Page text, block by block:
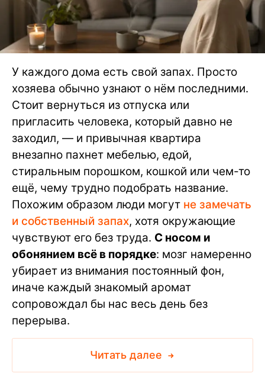
У каждого дома есть свой запах. Просто
хозяева обычно узнают о нём последними.
Стоит вернуться из отпуска или
пригласить человека, который давно не
заходил, — и привычная квартира
внезапно пахнет мебелью, едой,
стиральным порошком, кошкой или чем-то
ещё, чему трудно подобрать название.
Похожим образом люди могут не замечать
и собственный запах, хотя окружающие
чувствуют его без труда. С носом и
обонянием всё в порядке: мозг намеренно
убирает из внимания постоянный фон,
иначе каждый знакомый аромат
сопровождал бы нас весь день без
перерыва.
Читать далее